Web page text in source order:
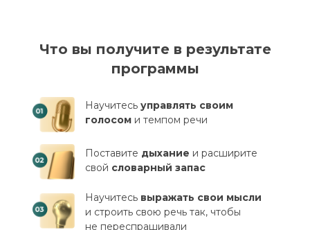
Научитесь управлять своим
голосом и темпом речи
Поставите дыхание и расширите
свой словарный запас
Научитесь выражать свои мысли
и строить свою речь так, чтобы
не переспрашивали
Что вы получите в результате
программы